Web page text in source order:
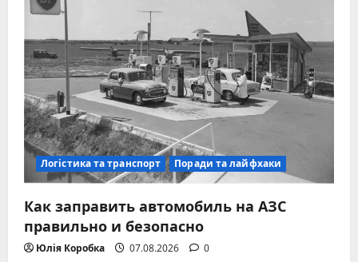
Логістика та транспорт Поради та лайфхаки
Как заправить автомобиль на АЗС
правильно и безопасно
Юлія Коробка 07.08.2026 0